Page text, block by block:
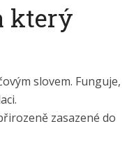
který
slovem. Funguje,
zasazené do